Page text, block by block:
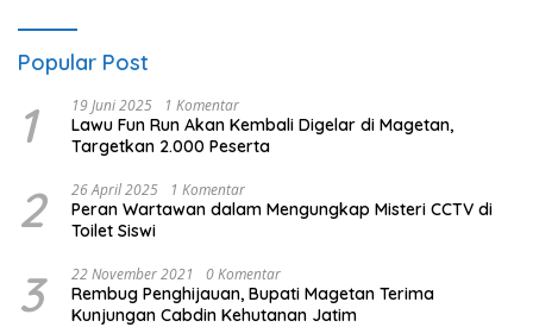
Popular Post
1 19 Juni 2025 1 Komentar
Lawu Fun Run Akan Kembali Digelar di Magetan,
Targetkan 2.000 Peserta
2 26 April 2025 1 Komentar
Peran Wartawan dalam Mengungkap Misteri CCTV di
Toilet Siswi
3 22 November 2021 0 Komentar
Rembug Penghijauan, Bupati Magetan Terima
Kunjungan Cabdin Kehutanan Jatim